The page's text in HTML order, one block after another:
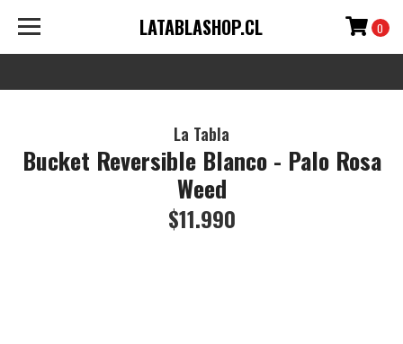
LATABLASHOP.CL 0
La Tabla
Bucket Reversible Blanco - Palo Rosa
Weed
$11.990